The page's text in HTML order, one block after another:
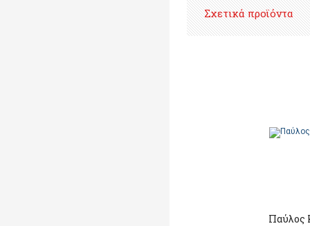
Σχετικά προϊόντα
Παύλος